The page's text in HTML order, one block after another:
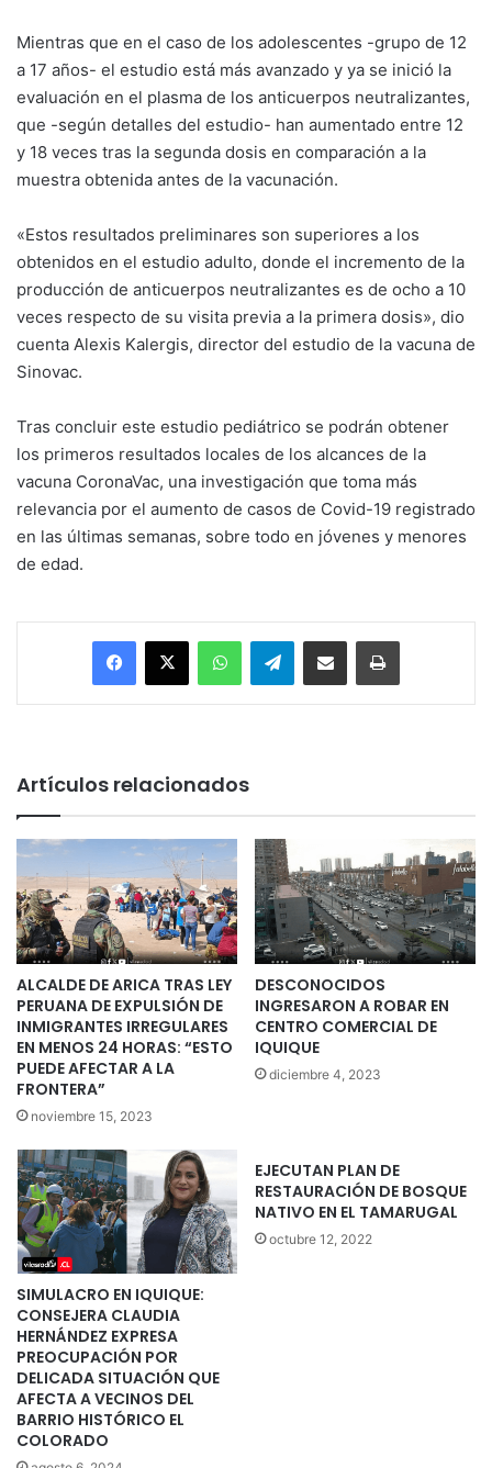
Mientras que en el caso de los adolescentes -grupo de 12
a 17 años- el estudio está más avanzado y ya se inició la
evaluación en el plasma de los anticuerpos neutralizantes,
que -según detalles del estudio- han aumentado entre 12
y 18 veces tras la segunda dosis en comparación a la
muestra obtenida antes de la vacunación.
«Estos resultados preliminares son superiores a los
obtenidos en el estudio adulto, donde el incremento de la
producción de anticuerpos neutralizantes es de ocho a 10
veces respecto de su visita previa a la primera dosis», dio
cuenta Alexis Kalergis, director del estudio de la vacuna de
Sinovac.
Tras concluir este estudio pediátrico se podrán obtener
los primeros resultados locales de los alcances de la
vacuna CoronaVac, una investigación que toma más
relevancia por el aumento de casos de Covid-19 registrado
en las últimas semanas, sobre todo en jóvenes y menores
de edad.
Facebook
X WhatsAppTelegramEnviar vía email Imprimir
Artículos relacionados
ALCALDE DE ARICA TRAS LEY
PERUANA DE EXPULSIÓN DE
INMIGRANTES IRREGULARES
EN MENOS 24 HORAS: “ESTO
PUEDE AFECTAR A LA
FRONTERA”
noviembre 15, 2023
DESCONOCIDOS
INGRESARON A ROBAR EN
CENTRO COMERCIAL DE
IQUIQUE
diciembre 4, 2023
SIMULACRO EN IQUIQUE:
CONSEJERA CLAUDIA
HERNÁNDEZ EXPRESA
PREOCUPACIÓN POR
DELICADA SITUACIÓN QUE
AFECTA A VECINOS DEL
BARRIO HISTÓRICO EL
COLORADO
EJECUTAN PLAN DE
RESTAURACIÓN DE BOSQUE
NATIVO EN EL TAMARUGAL
octubre 12, 2022